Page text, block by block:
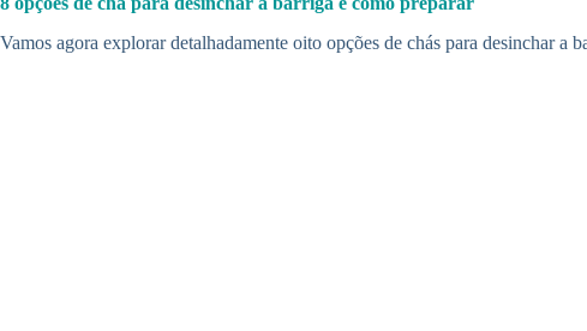
Vamos agora explorar detalhadamente oito opções de chás para desinchar a